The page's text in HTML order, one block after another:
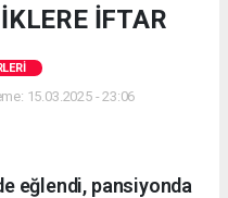
İFTAR
15.03.2025 - 23:06
eğlendi, pansiyonda